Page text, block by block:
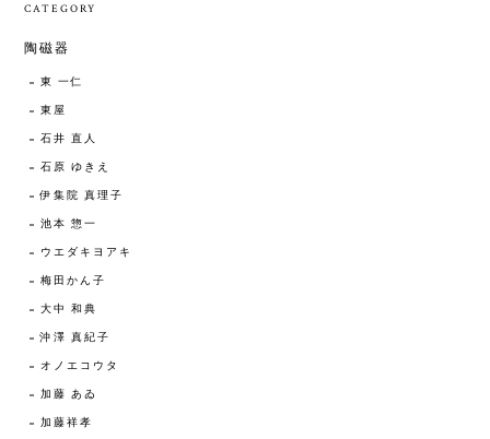
CATEGORY
陶磁器
東 一仁
東屋
石井 直人
石原 ゆきえ
伊集院 真理子
池本 惣一
ウエダキヨアキ
梅田かん子
大中 和典
沖澤 真紀子
オノエコウタ
加藤 あゐ
加藤祥孝